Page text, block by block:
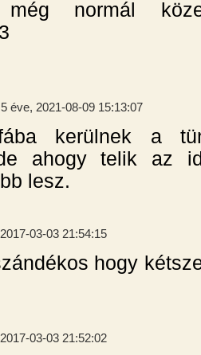
normál
5 éve, 2021-08-09 15:13:07
kerülnek a
ahogy telik az
lesz.
03-03 21:54:15
hogy
03-03 21:52:02